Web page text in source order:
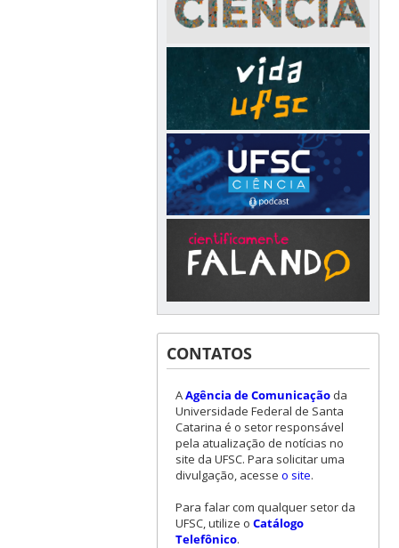
CONTATOS
AAgência de Comunicaçãoda
Universidade Federal de Santa
Catarina é o setor responsável
pela atualização de notícias no
site da UFSC. Para solicitar uma
divulgação, acesse o site.
Para falar com qualquer setor da
UFSC, utilize o Catálogo
Telefônico.